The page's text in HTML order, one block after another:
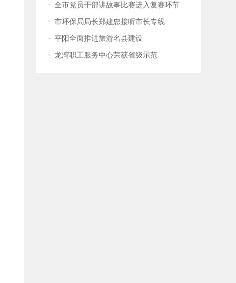
· 全市党员干部讲故事比赛进入复赛环节
· 市环保局局长郑建忠接听市长专线
· 平阳全面推进旅游名县建设
· 龙湾职工服务中心荣获省级示范